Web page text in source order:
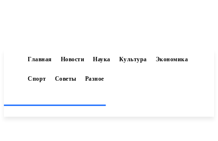
Главная Новости Наука Культура Экономика
Спорт Советы Разное